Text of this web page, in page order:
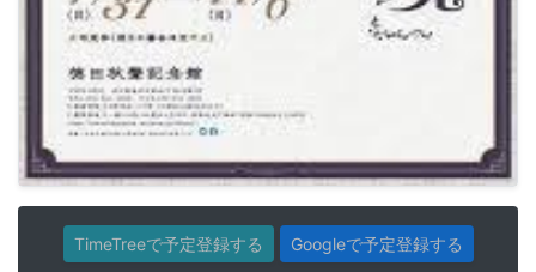
TimeTreeで予定登録する Googleで予定登録する